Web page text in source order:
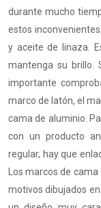
durante mucho
estos
y aceite de linaza.
mantenga su brillo.
importante
marco de latón, el
cama de aluminio.
con un producto
regular, hay que
Los marcos de
motivos dibujados